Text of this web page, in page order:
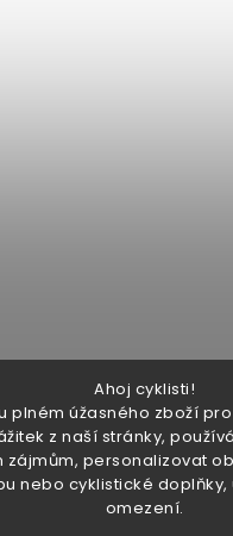
Ahoj cyklisti!
plném úžasného zboží
z naší stránky,
personalizovat
nebo cyklistické
omezení.